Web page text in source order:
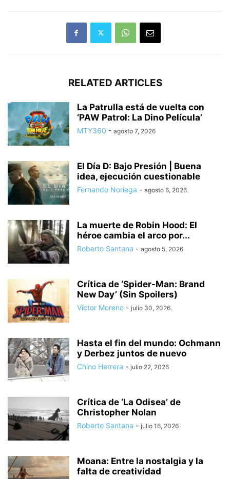
RELATED ARTICLES
La Patrulla está de vuelta con
‘PAW Patrol: La Dino Película’
MTY360 - agosto 7, 2026
El Día D: Bajo Presión | Buena
idea, ejecución cuestionable
Fernando Noriega - agosto 6, 2026
La muerte de Robin Hood: El
héroe cambia el arco por...
Roberto Santana - agosto 5, 2026
Crítica de ‘Spider-Man: Brand
New Day’ (Sin Spoilers)
Víctor Moreno - julio 30, 2026
Hasta el fin del mundo: Ochmann
y Derbez juntos de nuevo
Chino Herrera - julio 22, 2026
Crítica de ‘La Odisea’ de
Christopher Nolan
Roberto Santana - julio 16, 2026
Moana: Entre la nostalgia y la
falta de creatividad